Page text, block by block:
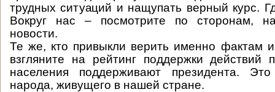
трудных ситуаций и нащупать верный курс.
Вокруг нас – посмотрите по сторонам,
новости.
Те же, кто привыкли верить именно фактам
взгляните на рейтинг поддержки действий
населения поддерживают президента.
народа, живущего в нашей стране.